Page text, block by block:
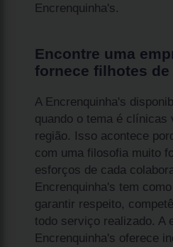
Encrenquinha's.
Encontre uma
fornece filhotes de
A Encrenquinha's
quando o tema é clínicas
região. Isso acontece
com uma filosofia muito
esforços de cada
Encrenquinha's tem
garantir respeito,
todo serviço realizado. A
Encrenquinha's oferece